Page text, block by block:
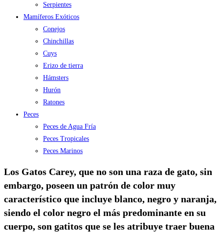
Serpientes
Mamíferos Exóticos
Conejos
Chinchillas
Cuys
Erizo de tierra
Hámsters
Hurón
Ratones
Peces
Peces de Agua Fría
Peces Tropicales
Peces Marinos
Los Gatos Carey, que no son una raza de gato, sin
embargo, poseen un patrón de color muy
característico que incluye blanco, negro y naranja,
siendo el color negro el más predominante en su
cuerpo, son gatitos que se les atribuye traer buena